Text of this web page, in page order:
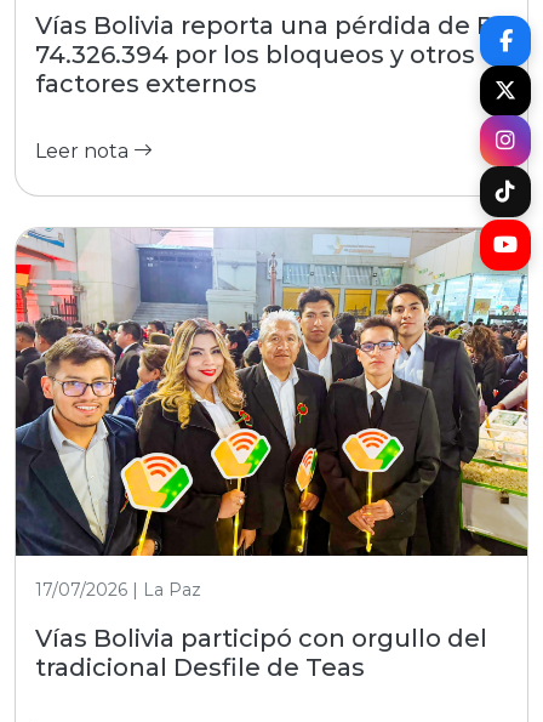
Vías Bolivia reporta una pérdida de Bs
74.326.394 por los bloqueos y otros
factores externos
Leer nota
17/07/2026 | La Paz
Vías Bolivia participó con orgullo del
tradicional Desfile de Teas